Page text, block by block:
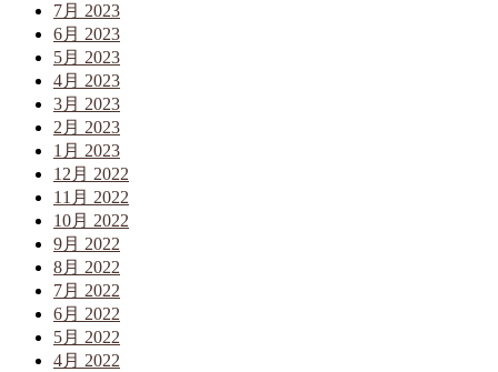
7月 2023
6月 2023
5月 2023
4月 2023
3月 2023
2月 2023
1月 2023
12月 2022
11月 2022
10月 2022
9月 2022
8月 2022
7月 2022
6月 2022
5月 2022
4月 2022